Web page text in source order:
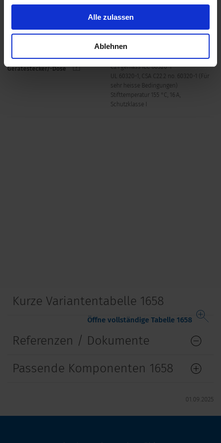
Alle zulassen
Ablehnen
Gerätestecker/-Dose
C21 gemäss IEC 60320-1
UL 60320-1, CSA C22.2 no. 60320-1 (Für
sehr heisse Bedingungen)
Stifttemperatur 155 °C, 16 A,
Schutzklasse I
Kurze Variantentabelle 1658
Öffne vollständige Tabelle 1658
Referenzen / Dokumente
Passende Komponenten 1658
01.09.2025